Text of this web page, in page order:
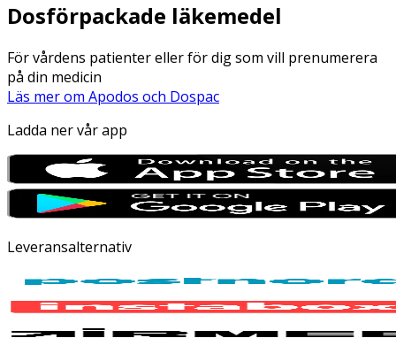
Dosförpackade läkemedel
För vårdens patienter eller för dig som vill prenumerera
på din medicin
Läs mer om Apodos och Dospac
Ladda ner vår app
Leveransalternativ